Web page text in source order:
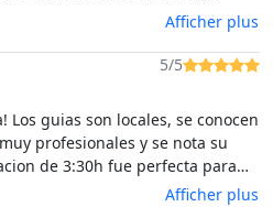
parfaitement cetteAfficher plus
5/5
Los guias son locales, se conocen
profesionales y se nota su
de 3:30h fue perfecta para
disfrutara sin cansarse enAfficher plus